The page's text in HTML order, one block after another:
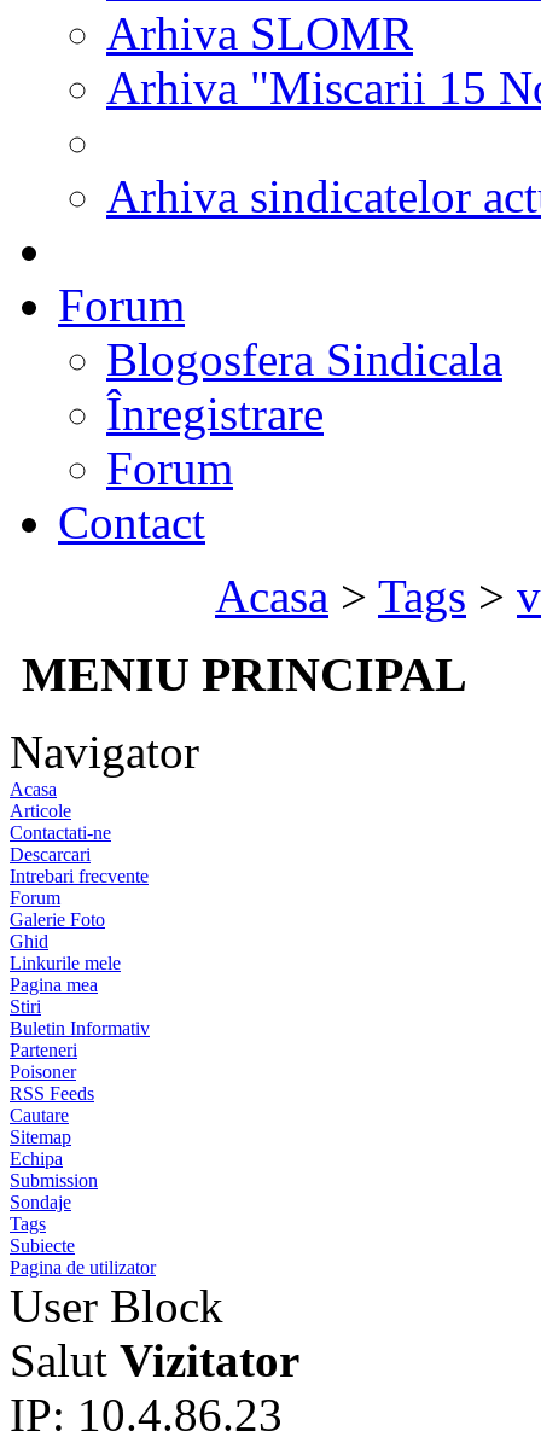
Arhiva SLOMR
Arhiva "Miscarii 15
Arhiva sindicatelor
Forum
Blogosfera Sindicala
Înregistrare
Forum
Contact
Acasa > Tags >
MENIU PRINCIPAL
Navigator
Acasa
Articole
Contactati-ne
Descarcari
Intrebari frecvente
Forum
Galerie Foto
Ghid
Linkurile mele
Pagina mea
Stiri
Buletin Informativ
Parteneri
Poisoner
RSS Feeds
Cautare
Sitemap
Echipa
Submission
Sondaje
Tags
Subiecte
Pagina de utilizator
User Block
Salut Vizitator
IP: 10.4.86.23